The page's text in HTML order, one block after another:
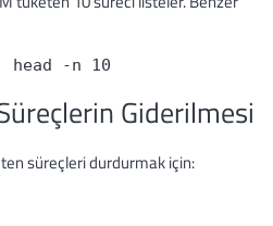
head -n 10
Giderilmesi
süreçleri durdurmak için: